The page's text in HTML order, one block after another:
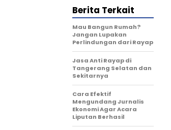
Berita Terkait
Mau Bangun Rumah?
Jangan Lupakan
Perlindungan dari Rayap
Jasa Anti Rayap di
Tangerang Selatan dan
Sekitarnya
Cara Efektif
Mengundang Jurnalis
Ekonomi Agar Acara
Liputan Berhasil